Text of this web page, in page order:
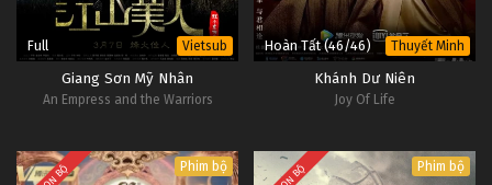
Full Vietsub
Giang Sơn Mỹ Nhân
An Empress and the Warriors
Hoàn Tất (46/46) Thuyết Minh
Khánh Dư Niên
Joy Of Life
Phim bộ Phim bộ